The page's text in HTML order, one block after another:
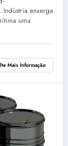
Indústria enxerga
uma
Mais Informação